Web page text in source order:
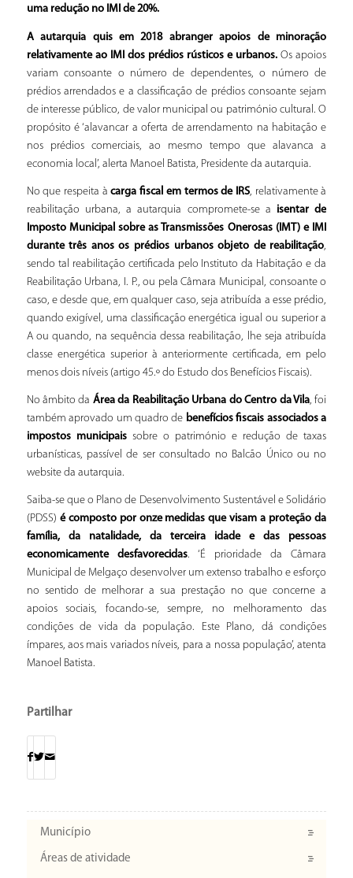
uma redução no IMI de 20%.
A autarquia quis em 2018 abranger apoios de minoração
relativamente ao IMI dos prédios rústicos e urbanos.Os apoios
variam consoante o número de dependentes, o número de
prédios arrendados e a classificação de prédios consoante sejam
de interesse público, de valor municipal ou património cultural. O
propósito é ‘alavancar a oferta de arrendamento na habitação e
nos prédios comerciais, ao mesmo tempo que alavanca a
economia local’, alerta Manoel Batista, Presidente da autarquia.
No que respeita àcarga fiscal em termos de IRS, relativamente à
reabilitação urbana, a autarquia compromete-se a isentar de
Imposto Municipal sobre as Transmissões Onerosas (IMT) e IMI
durante três anos os prédios urbanos objeto de reabilitação,
sendo tal reabilitação certificada pelo Instituto da Habitação e da
Reabilitação Urbana, I. P., ou pela Câmara Municipal, consoante o
caso, e desde que, em qualquer caso, seja atribuída a esse prédio,
quando exigível, uma classificação energética igual ou superior a
A ou quando, na sequência dessa reabilitação, lhe seja atribuída
classe energética superior à anteriormente certificada, em pelo
menos dois níveis (artigo 45.º do Estudo dos Benefícios Fiscais).
No âmbito da Área da Reabilitação Urbana do Centro da Vila, foi
também aprovado um quadro de benefícios fiscais associados a
impostos municipaissobre o património e redução de taxas
urbanísticas, passível de ser consultado no Balcão Único ou no
website da autarquia.
Saiba-se que o Plano de Desenvolvimento Sustentável e Solidário
(PDSS) é composto por onze medidas que visam a proteção da
família, da natalidade, da terceira idade e das pessoas
economicamente desfavorecidas. ‘É prioridade da Câmara
Municipal de Melgaço desenvolver um extenso trabalho e esforço
no sentido de melhorar a sua prestação no que concerne a
apoios sociais, focando-se, sempre, no melhoramento das
condições de vida da população. Este Plano, dá condições
ímpares, aos mais variados níveis, para a nossa população’, atenta
Manoel Batista.
Partilhar
Município
Áreas de atividade